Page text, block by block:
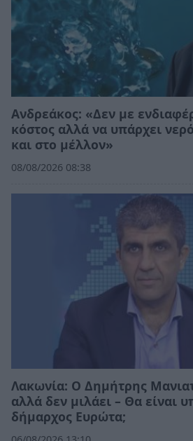
Ανδρεάκος: «Δεν με
κόστος αλλά να υπάρχει
και στο μέλλον»
08/08/2026 08:38
Λακωνία: Ο Δημήτρης
αλλά δεν μιλάει – Θα είναι
δήμαρχος Ευρώτα;